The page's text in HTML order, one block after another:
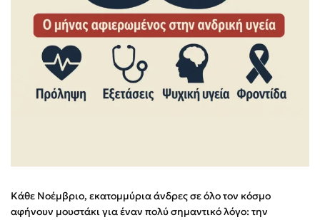
Κάθε Νοέμβριο, εκατομμύρια άνδρες σε όλο τον κόσμο
αφήνουν μουστάκι για έναν πολύ σημαντικό λόγο: την